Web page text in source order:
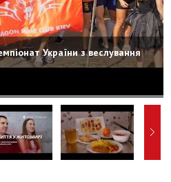
України з веслування